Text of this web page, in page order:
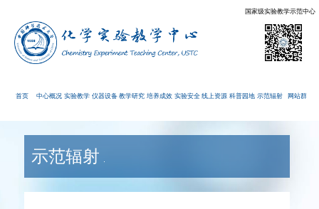
国家级实验教学示范中心
首页 中心概况 实验教学 仪器设备 教学研究 培养成效 实验安全 线上资源 科普园地 示范辐射 网站群
示范辐射